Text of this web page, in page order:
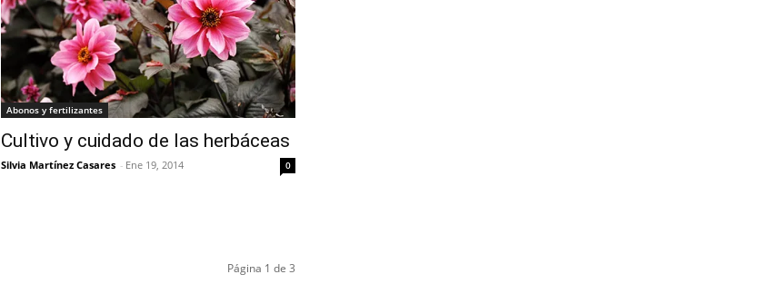
Abonos y fertilizantes
Cultivo y cuidado de las herbáceas
Silvia Martínez Casares - Ene 19, 2014 0
Página 1 de 3